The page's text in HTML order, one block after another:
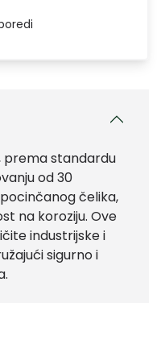
prema standardu
od 30
čelika,
na koroziju. Ove
industrijske i
sigurno i